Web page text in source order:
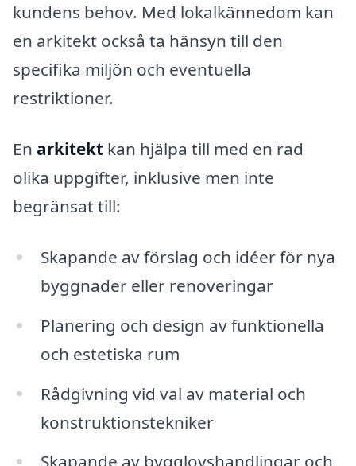
kundens behov. Med lokalkännedom kan
en arkitekt också ta hänsyn till den
specifika miljön och eventuella
restriktioner.
En arkitekt kan hjälpa till med en rad
olika uppgifter, inklusive men inte
begränsat till:
Skapande av förslag och idéer för nya
byggnader eller renoveringar
Planering och design av funktionella
och estetiska rum
Rådgivning vid val av material och
konstruktionstekniker